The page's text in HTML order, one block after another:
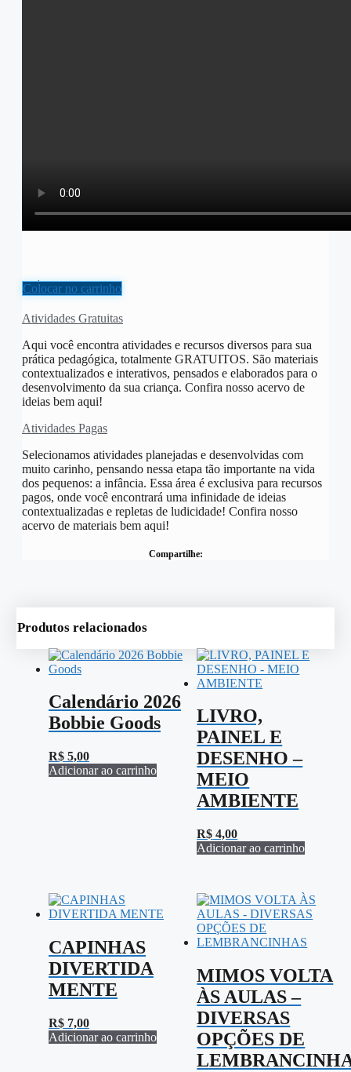
R$6,00
Colocar no carrinho
Atividades Gratuitas
Aqui você encontra atividades e recursos diversos para sua
prática pedagógica, totalmente GRATUITOS. São materiais
contextualizados e interativos, pensados e elaborados para o
desenvolvimento da sua criança. Confira nosso acervo de
ideias bem aqui!
Atividades Pagas
Selecionamos atividades planejadas e desenvolvidas com
muito carinho, pensando nessa etapa tão importante na vida
dos pequenos: a infância. Essa área é exclusiva para recursos
pagos, onde você encontrará uma infinidade de ideias
contextualizadas e repletas de ludicidade! Confira nosso
acervo de materiais bem aqui!
Compartilhe:
Produtos relacionados
Calendário 2026
Bobbie Goods
R$5,00
Adicionar ao carrinho
LIVRO,
PAINEL E
DESENHO –
MEIO
AMBIENTE
R$ 4,00
Adicionar ao carrinho
CAPINHAS
DIVERTIDA
MENTE
R$7,00
Adicionar ao carrinho
MIMOS VOLTA
ÀS AULAS –
DIVERSAS
OPÇÕES DE